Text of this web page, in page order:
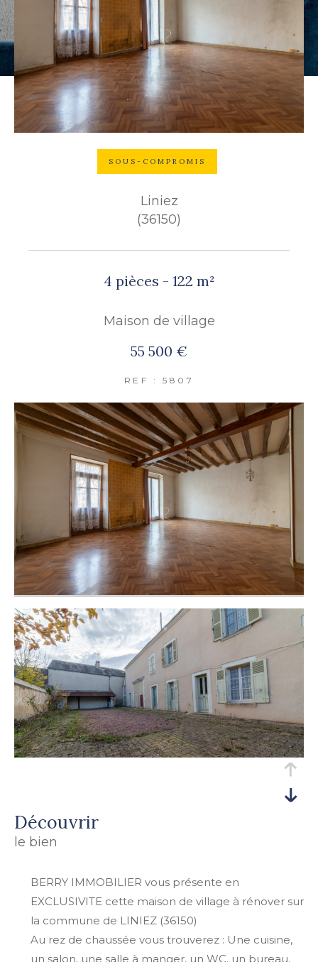
SOUS-COMPROMIS
Liniez
(36150)
4 pièces - 122 m²
Maison de village
55 500 €
REF : 5807
découvrir
le bien
BERRY IMMOBILIER vous présente en
EXCLUSIVITE cette maison de village à rénover sur
la commune de LINIEZ (36150)
Au rez de chaussée vous trouverez : Une cuisine,
un salon, une salle à manger, un WC, un bureau.
Budget
Budget
Surface
Surface
Pièces
NOUVEAUTÉS
RECHERCHER